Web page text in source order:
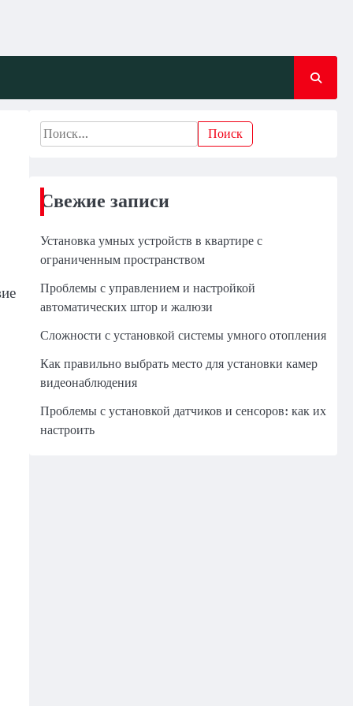
Найти:
Свежие записи
Установка умных устройств в квартире с
ограниченным пространством
Проблемы с управлением и настройкой
автоматических штор и жалюзи
Сложности с установкой системы умного отопления
Как правильно выбрать место для установки камер
видеонаблюдения
Проблемы с установкой датчиков и сенсоров: как их
настроить